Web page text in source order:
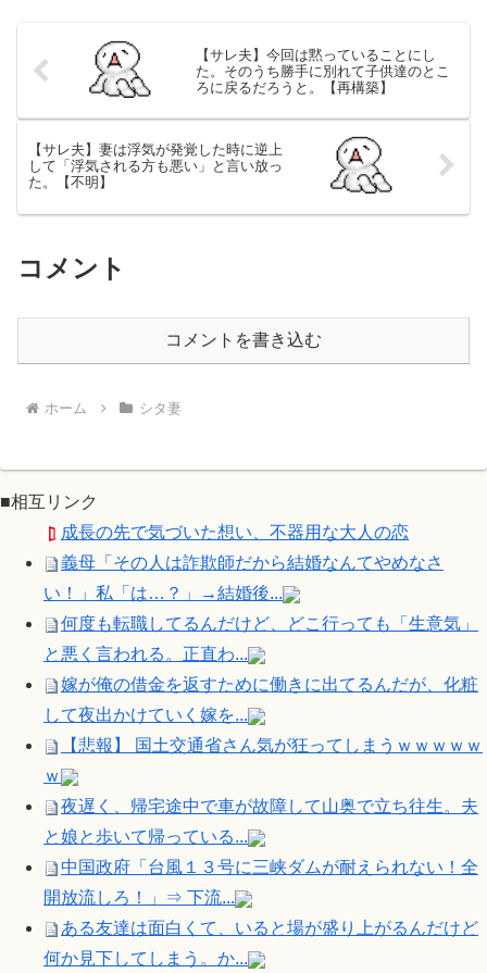
【サレ夫】今回は黙っていることにし
た。そのうち勝手に別れて子供達のとこ
ろに戻るだろうと。【再構築】
【サレ夫】妻は浮気が発覚した時に逆上
して「浮気される方も悪い」と言い放っ
た。【不明】
コメント
コメントを書き込む
ホーム シタ妻
■相互リンク
成長の先で気づいた想い、不器用な大人の恋
義母「その人は詐欺師だから結婚なんてやめなさ
い！」私「は…？」→結婚後...
何度も転職してるんだけど、どこ行っても「生意気」
と悪く言われる。正直わ...
嫁が俺の借金を返すために働きに出てるんだが、化粧
して夜出かけていく嫁を...
【悲報】 国土交通省さん気が狂ってしまうｗｗｗｗｗ
ｗ
夜遅く、帰宅途中で車が故障して山奥で立ち往生。夫
と娘と歩いて帰っている...
中国政府「台風１３号に三峡ダムが耐えられない！全
開放流しろ！」⇒ 下流...
ある友達は面白くて、いると場が盛り上がるんだけど
何か見下してしまう。か...